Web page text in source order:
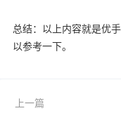
总结：以上内容就是优
以参考一下。
上一篇